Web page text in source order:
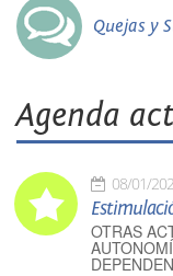
Quejas y
Agenda
08/01/
OTRAS